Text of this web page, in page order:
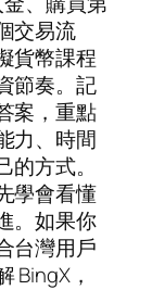
交易流
貨幣課程
節奏。記
案，重點
力、時間
方式。
學會看懂
。如果你
台灣用戶
BingX，